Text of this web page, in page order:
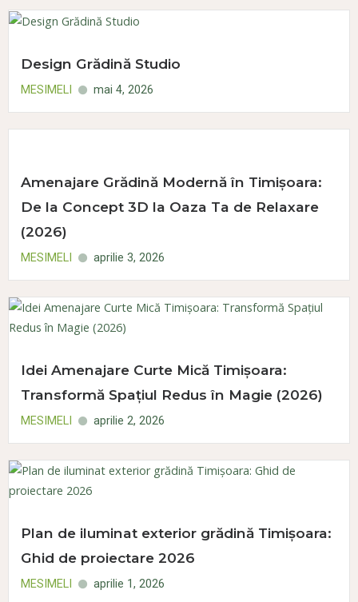
Design Grădină Studio
MESIMELI mai 4, 2026
Amenajare Grădină Modernă în Timișoara:
De la Concept 3D la Oaza Ta de Relaxare
(2026)
MESIMELI aprilie 3, 2026
Idei Amenajare Curte Mică Timișoara:
Transformă Spațiul Redus în Magie (2026)
MESIMELI aprilie 2, 2026
Plan de iluminat exterior grădină Timișoara:
Ghid de proiectare 2026
MESIMELI aprilie 1, 2026